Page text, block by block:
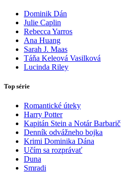
Dominik Dán
Julie Caplin
Rebecca Yarros
Ana Huang
Sarah J. Maas
Táňa Keleová Vasilková
Lucinda Riley
Top série
Romantické úteky
Harry Potter
Kapitán Stein a Notár Barbarič
Denník odvážneho bojka
Krimi Dominika Dána
Učím sa rozprávať
Duna
Smradi